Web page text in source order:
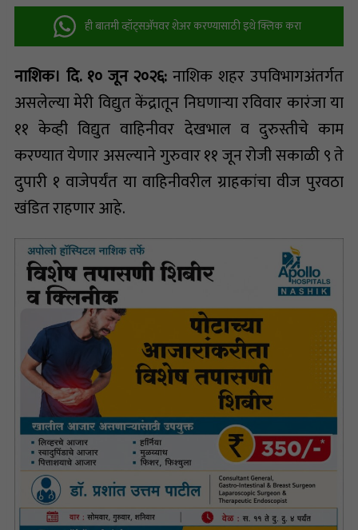
ही बातमी व्हॉट्सअ‍ॅपवर शेअर करण्यासाठी इथे क्लिक करा
नाशिक। दि. १० जून २०२६: नाशिक शहर उपविभागअंतर्गत
असलेल्या मेरी विद्युत केंद्रातून निघणाऱ्या रविवार कारंजा या
११ केव्ही विद्युत वाहिनीवर देखभाल व दुरुस्तीचे काम
करण्यात येणार असल्याने गुरुवार ११ जून रोजी सकाळी ९ ते
दुपारी १ वाजेपर्यंत या वाहिनीवरील ग्राहकांचा वीज पुरवठा
खंडित राहणार आहे.